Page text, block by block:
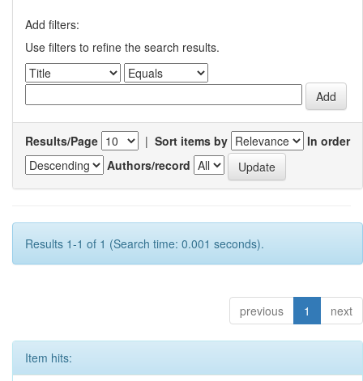
Add filters:
Use filters to refine the search results.
Results/Page | Sort items by
In order
Authors/record
Results 1-1 of 1 (Search time: 0.001 seconds).
previous 1 next
Item hits: